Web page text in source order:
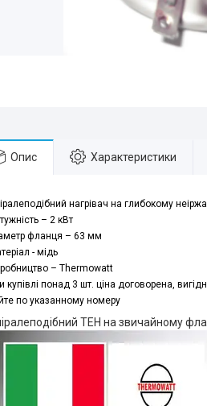
Опис Характеристики
нагрівач на глибокому
– 2 кВт
фланця – 63 мм
- мідь
– Thermowatt
купівлі понад 3 шт. ціна договорена,
по указанному номеру
ТЕН на звичайному